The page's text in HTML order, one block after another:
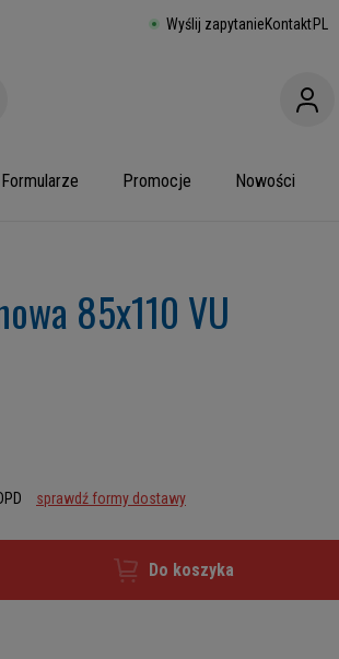
Wyślij zapytanieKontaktPL
Formularze Promocje Nowości
85x110 VU
sprawdź formy dostawy
Do koszyka